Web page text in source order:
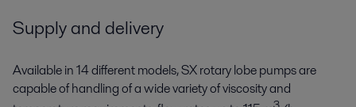
Supply and delivery
Available in 14 different models, SX rotary lobe pumps are
capable of handling of a wide variety of viscosity and